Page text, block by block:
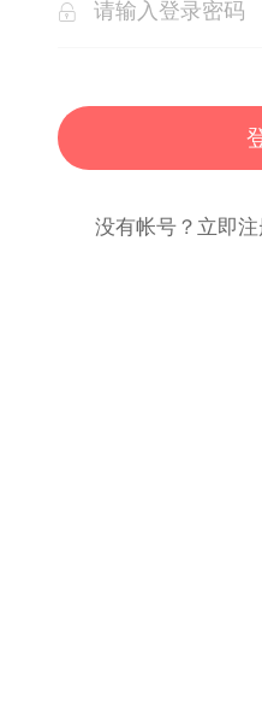
没有帐号？立即注